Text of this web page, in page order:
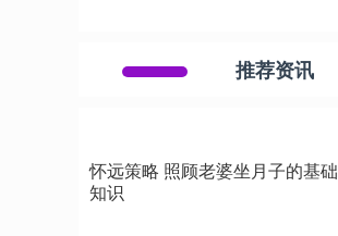
推荐资讯
怀远策略 照顾老婆坐月子的基础
知识